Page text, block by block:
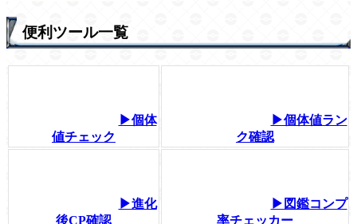
便利ツール一覧
▶個体
値チェック
▶個体値ラン
ク確認
▶進化
後CP確認
▶図鑑コンプ
率チェッカー